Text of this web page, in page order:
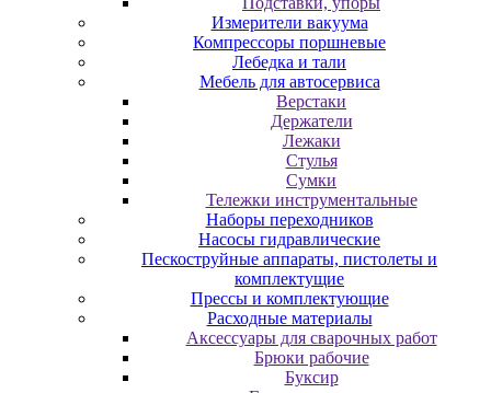
Измерители вакуума
Компрессоры поршневые
Лебедка и тали
Мебель для автосервиса
Верстаки
Держатели
Лежаки
Стулья
Сумки
Тележки инструментальные
Наборы переходников
Насосы гидравлические
Пескоструйные аппараты, пистолеты и
комплектущие
Прессы и комплектующие
Расходные материалы
Аксессуары для сварочных работ
Брюки рабочие
Буксир